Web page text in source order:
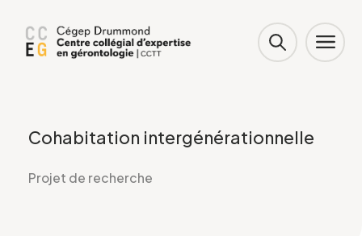
Cohabitation intergénérationnelle
Projet de recherche